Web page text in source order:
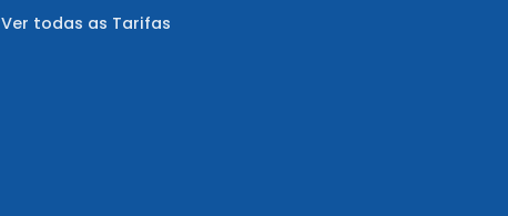
Ver todas as Tarifas